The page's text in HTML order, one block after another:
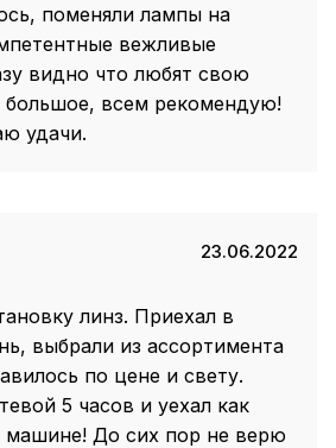
поменяли лампы на
вежливые
видно что любят свою
большое, всем рекомендую!
удачи.
23.06.2022
линз. Приехал в
выбрали из ассортимента
по цене и свету.
5 часов и уехал как
машине! До сих пор не верю